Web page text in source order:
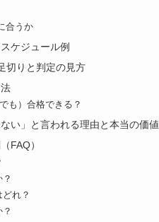
合うか
ケジュール例
切りと判定の見方
も）合格できる？
い」と言われる理由と本当の価値
FAQ）
れ？